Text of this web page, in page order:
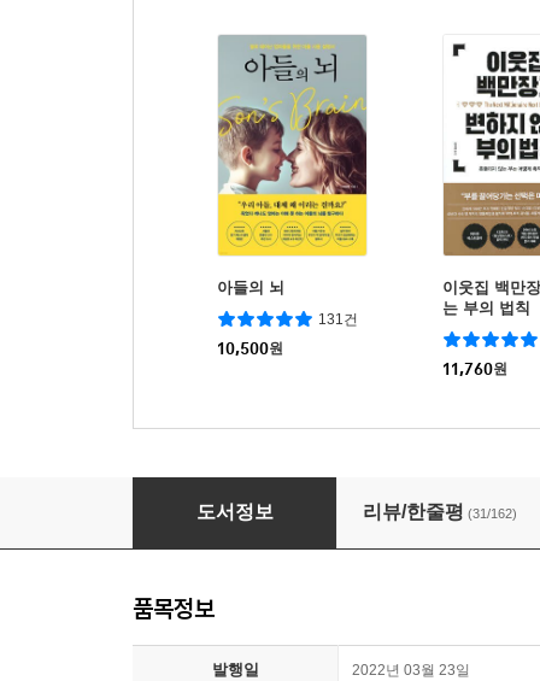
아들의 뇌
131건
10,500원
이웃집 백만
는 부의 법칙
11,760원
부자 습관 가난한 습관
도서정보 리뷰/한줄평 (31/162)
품목정보
발행일 2022년 03월 23일